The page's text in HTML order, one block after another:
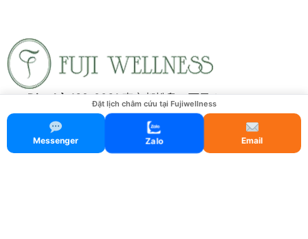
Địa chỉ:132-0031 東京都松島１丁目２１－１４
Tên đăng ký:FUJI鍼灸院
Hotline:090-8507-2507
Đặt lịch châm cứu tại Fujiwellness
Messenger Zalo Email